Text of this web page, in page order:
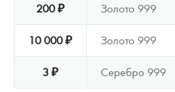
200 ₽ Золото 999
10 000 ₽ Золото 999
3 ₽ Серебро 999